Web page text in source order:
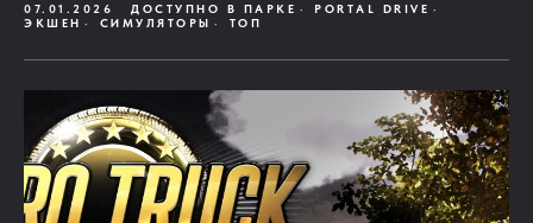
07.01.2026 ДОСТУПНО В ПАРКЕ
PORTAL DRIVE
ЭКШЕН
СИМУЛЯТОРЫ ТОП